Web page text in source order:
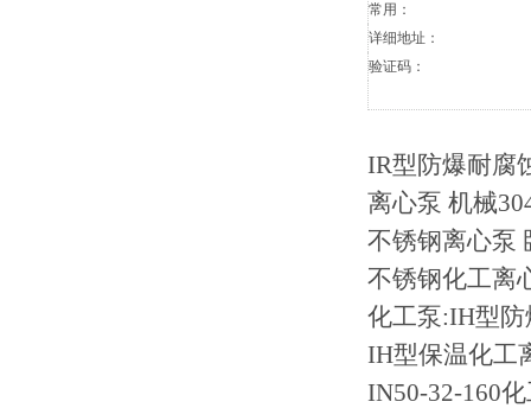
常用：
详细地址：
验证码：
IR型防爆耐腐
离心泵 机械
不锈钢离心泵
不锈钢化工离
化工泵:IH型
IH型保温化工
IN50-32-160